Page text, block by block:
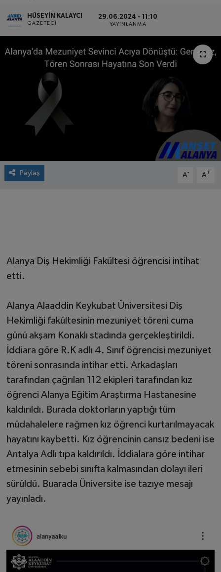
HÜSEYIN KALAYCI
GAZETECI
29.06.2024 - 11:10
YAYINLANMA
Paylaş A- A+
Alanya Diş Hekimliği Fakültesi öğrencisi intihat
etti.
Alanya Alaaddin Keykubat Üniversitesi Diş
Hekimliği fakültesinin mezuniyet töreni cuma
günü akşam Konaklı stadında gerçekleştirildi.
İddiara göre R.K adlı 4. Sınıf öğrencisi mezuniyet
töreni sonrasında intihar etti. Arkadaşları
tarafından çağrılan 112 ekipleri tarafından kız
öğrenci Alanya Eğitim Araştırma Hastanesine
kaldırıldı. Burada doktorların yaptığı tüm
müdahalelere rağmen kız öğrenci kurtarılmayacak
hayatını kaybetti. Kız öğrencinin cansız bedeni ise
Antalya Adlı tıpa kaldırıldı. İddialara göre intihar
etmesinin sebebi sınıfta kalmasından dolayı ileri
sürüldü. Buarada Üniversite ise tazıye mesajı
yayınladı.